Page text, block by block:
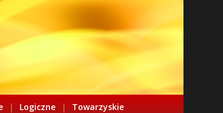
| Logiczne | Towarzyskie